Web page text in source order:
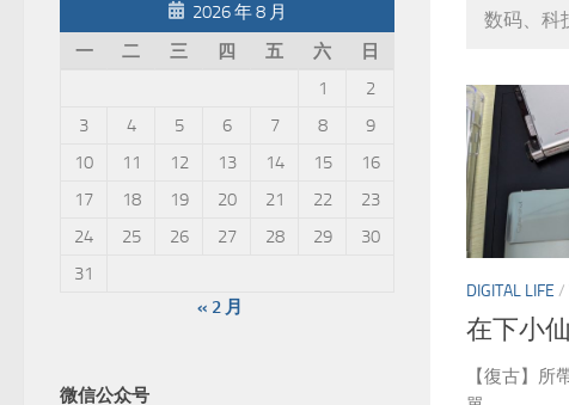
数码、科
DIGITAL LIFE /
在下小
【復古】所
2026 年 8 月
一
二 三 四 五 六
日
1
2
3
4 5 6 7 8
9
10
11 12 13 14 15
16
17
18 19 20 21 22
23
24
25 26 27 28 29
30
31
« 2 月
微信公众号